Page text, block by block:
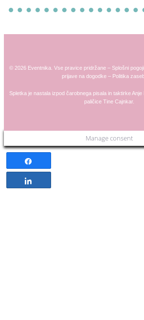
© 2026 Eventnika. Vse pravice pridržane – Splošni
prijave na dogodke – Politika
Spletka je nastala izpod čarobnega pisala in taktirkeAnje
paličice Tine Cajnkar.
Manage consent